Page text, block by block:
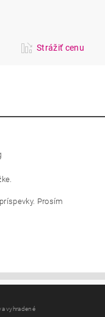
Strážiť cenu
Prosím
vyhradené